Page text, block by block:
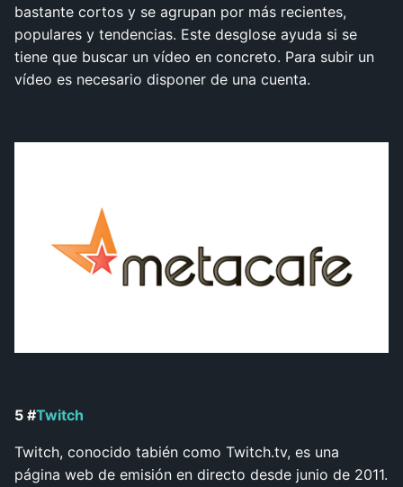
bastante cortos y se agrupan por más recientes,
populares y tendencias. Este desglose ayuda si se
tiene que buscar un vídeo en concreto. Para subir un
vídeo es necesario disponer de una cuenta.
5 #Twitch
Twitch, conocido tabién como Twitch.tv, es una
página web de emisión en directo desde junio de 2011.